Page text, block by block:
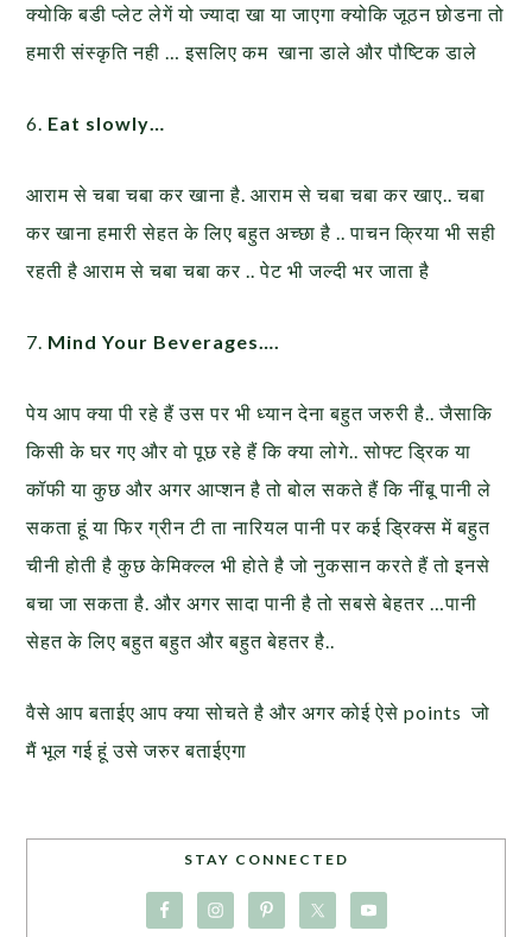
क्योकि बडी प्लेट लेगें यो ज्यादा खा या जाएगा क्योकि जूठन छोडना तो
हमारी संस्कृति नही … इसलिए कम खाना डाले और पौष्टिक डाले
6. Eat slowly…
आराम से चबा चबा कर खाना है. आराम से चबा चबा कर खाए.. चबा
कर खाना हमारी सेहत के लिए बहुत अच्छा है .. पाचन क्रिया भी सही
रहती है आराम से चबा चबा कर .. पेट भी जल्दी भर जाता है
7. Mind Your Beverages….
पेय आप क्या पी रहे हैं उस पर भी ध्यान देना बहुत जरुरी है.. जैसाकि
किसी के घर गए और वो पूछ रहे हैं कि क्या लोगे.. सोफ्ट ड्रिक या
कॉफी या कुछ और अगर आप्शन है तो बोल सकते हैं कि नींबू पानी ले
सकता हूं या फिर ग्रीन टी ता नारियल पानी पर कई ड्रिक्स में बहुत
चीनी होती है कुछ केमिक्ल्ल भी होते है जो नुकसान करते हैं तो इनसे
बचा जा सकता है. और अगर सादा पानी है तो सबसे बेहतर …पानी
सेहत के लिए बहुत बहुत और बहुत बेहतर है..
वैसे आप बताईए आप क्या सोचते है और अगर कोई ऐसे points जो
मैं भूल गई हूं उसे जरुर बताईएगा
STAY CONNECTED